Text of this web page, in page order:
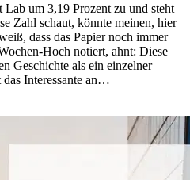
um 3,19 Prozent zu und steht
Zahl schaut, könnte meinen, hier
dass das Papier noch immer
Hoch notiert, ahnt: Diese
Geschichte als ein einzelner
Interessante an…